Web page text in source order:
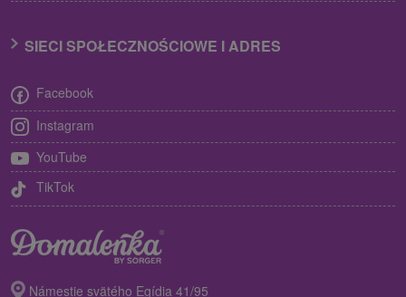
SIECI SPOŁECZNOŚCIOWE I ADRES
Facebook
Instagram
YouTube
TikTok
Námestie svätého Egídia 41/95